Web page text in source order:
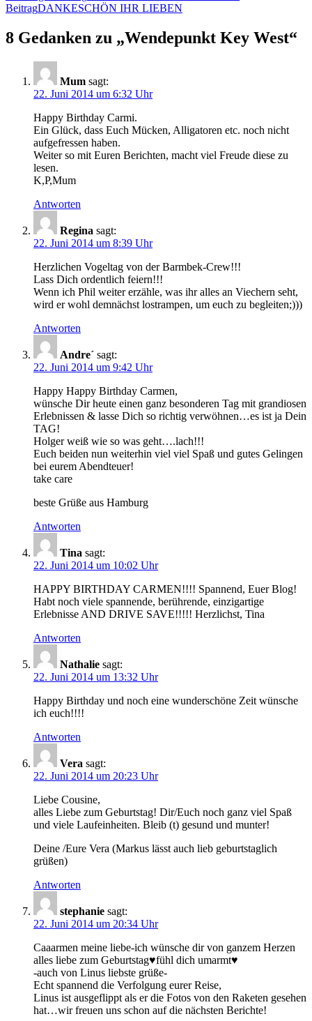
BeitragDANKESCHÖN IHR LIEBEN
8 Gedanken zu „Wendepunkt Key West“
Mum sagt:
22. Juni 2014 um 6:32 Uhr
Happy Birthday Carmi.
Ein Glück, dass Euch Mücken, Alligatoren etc. noch nicht
aufgefressen haben.
Weiter so mit Euren Berichten, macht viel Freude diese zu
lesen.
K,P,Mum
Antworten
Regina sagt:
22. Juni 2014 um 8:39 Uhr
Herzlichen Vogeltag von der Barmbek-Crew!!!
Lass Dich ordentlich feiern!!!
Wenn ich Phil weiter erzähle, was ihr alles an Viechern seht,
wird er wohl demnächst lostrampen, um euch zu begleiten;)))
Antworten
Andre´ sagt:
22. Juni 2014 um 9:42 Uhr
Happy Happy Birthday Carmen,
wünsche Dir heute einen ganz besonderen Tag mit grandiosen
Erlebnissen & lasse Dich so richtig verwöhnen…es ist ja Dein
TAG!
Holger weiß wie so was geht….lach!!!
Euch beiden nun weiterhin viel viel Spaß und gutes Gelingen
bei eurem Abendteuer!
take care
beste Grüße aus Hamburg
Antworten
Tina sagt:
22. Juni 2014 um 10:02 Uhr
HAPPY BIRTHDAY CARMEN!!!! Spannend, Euer Blog!
Habt noch viele spannende, berührende, einzigartige
Erlebnisse AND DRIVE SAVE!!!!! Herzlichst, Tina
Antworten
Nathalie sagt:
22. Juni 2014 um 13:32 Uhr
Happy Birthday und noch eine wunderschöne Zeit wünsche
ich euch!!!!
Antworten
Vera sagt:
22. Juni 2014 um 20:23 Uhr
Liebe Cousine,
alles Liebe zum Geburtstag! Dir/Euch noch ganz viel Spaß
und viele Laufeinheiten. Bleib (t) gesund und munter!
Deine /Eure Vera (Markus lässt auch lieb geburtstaglich
grüßen)
Antworten
stephanie sagt:
22. Juni 2014 um 20:34 Uhr
Caaarmen meine liebe-ich wünsche dir von ganzem Herzen
alles liebe zum Geburtstag♥fühl dich umarmt♥
-auch von Linus liebste grüße-
Echt spannend die Verfolgung eurer Reise,
Linus ist ausgeflippt als er die Fotos von den Raketen gesehen
hat…wir freuen uns schon auf die nächsten Berichte!